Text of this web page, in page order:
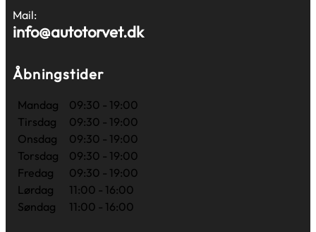
Mail:
info@autotorvet.dk
Åbningstider
Mandag
09:30 - 19:00
Tirsdag
09:30 - 19:00
Onsdag
09:30 - 19:00
Torsdag
09:30 - 19:00
Fredag
09:30 - 19:00
Lørdag
11:00 - 16:00
Søndag
11:00 - 16:00